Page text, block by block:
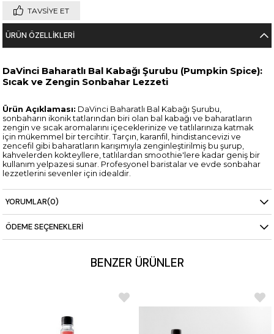
TAVSIYE ET
ÜRÜN ÖZELLIKLERI
DaVinci Baharatlı Bal Kabağı Şurubu (Pumpkin Spice):
Sıcak ve Zengin Sonbahar Lezzeti
Ürün Açıklaması: DaVinci Baharatlı Bal Kabağı Şurubu,
sonbaharın ikonik tatlarından biri olan bal kabağı ve baharatların
zengin ve sıcak aromalarını içeceklerinize ve tatlılarınıza katmak
için mükemmel bir tercihtir. Tarçın, karanfil, hindistancevizi ve
zencefil gibi baharatların karışımıyla zenginleştirilmiş bu şurup,
kahvelerden kokteyllere, tatlılardan smoothie'lere kadar geniş bir
kullanım yelpazesi sunar. Profesyonel baristalar ve evde sonbahar
lezzetlerini sevenler için idealdir.
Teknik Detaylar:
Paket Boyutu:
uzun süre dayanır.
Kullanım:Soğuk ve sıcak içeceklerde kullanılabilir; kahve,
latte, smoothie, milkshake ve kokteyller için idealdir. Ayrıca
gibi baharatların zengin bal kabağı aromasıyla
Serin ve kuru bir yerde saklanmalıdır. Açıldıktan
sonra buzdolabında saklanması ve belirtilen süre içinde
tüketilmesi tavsiye edilir.
Besin Değerleri (100 ml için):
YORUMLAR(0)
ÖDEME SEÇENEKLERI
BENZER ÜRÜNLER